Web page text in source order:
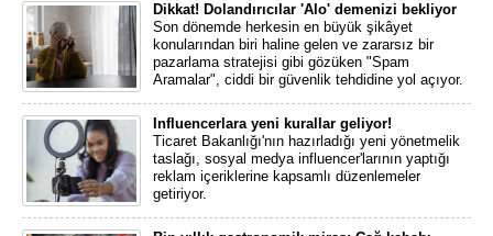
Dikkat! Dolandırıcılar 'Alo' demenizi bekliyor
Son dönemde herkesin en büyük şikâyet
konularından biri haline gelen ve zararsız bir
pazarlama stratejisi gibi gözüken "Spam
Aramalar", ciddi bir güvenlik tehdidine yol açıyor.
Influencerlara yeni kurallar geliyor!
Ticaret Bakanlığı'nın hazırladığı yeni yönetmelik
taslağı, sosyal medya influencer'larının yaptığı
reklam içeriklerine kapsamlı düzenlemeler
getiriyor.